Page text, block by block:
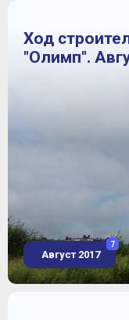
Ход
"Олимп".
Август 2017
7